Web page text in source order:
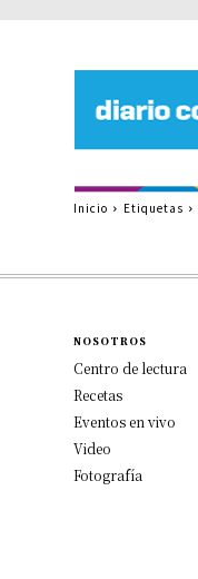
Inicio Etiquetas
NOSOTROS
Centro de lectura
Recetas
Eventos en vivo
Video
Fotografía